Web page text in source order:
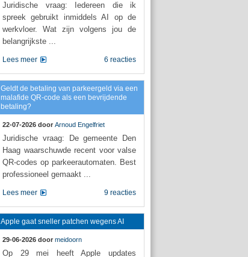
Juridische vraag: Iedereen die ik
spreek gebruikt inmiddels AI op de
werkvloer. Wat zijn volgens jou de
belangrijkste ...
6 reacties
Lees meer
Geldt de betaling van parkeergeld via een
malafide QR-code als een bevrijdende
betaling?
22-07-2026 door Arnoud Engelfriet
Juridische vraag: De gemeente Den
Haag waarschuwde recent voor valse
QR-codes op parkeerautomaten. Best
professioneel gemaakt ...
9 reacties
Lees meer
Apple gaat sneller patchen wegens AI
29-06-2026 door meidoorn
Op 29 mei heeft Apple updates